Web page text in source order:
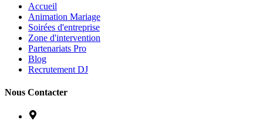
Accueil
Animation Mariage
Soirées d'entreprise
Zone d'intervention
Partenariats Pro
Blog
Recrutement DJ
Nous Contacter